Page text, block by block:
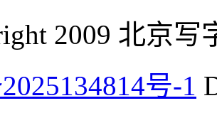
2009 北京写
号-1